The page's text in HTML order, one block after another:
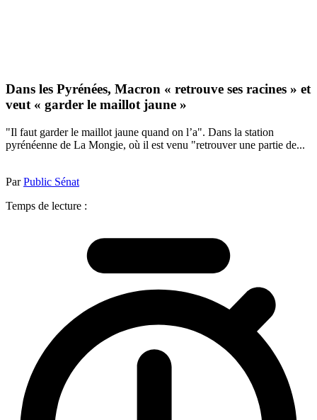
Dans les Pyrénées, Macron « retrouve ses racines » et
veut « garder le maillot jaune »
"Il faut garder le maillot jaune quand on l’a". Dans la station
pyrénéenne de La Mongie, où il est venu "retrouver une partie de...
ParPublic Sénat
Temps de lecture :